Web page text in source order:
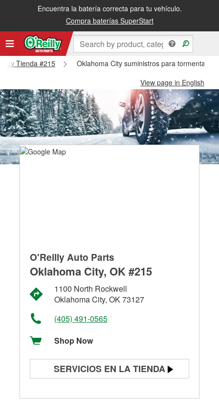
Encuentra la batería correcta para tu vehículo.
Compra baterías SuperStart
Tienda #215
Oklahoma City suministros para tormentas
View page in English
O'Reilly Auto Parts
Oklahoma City, OK #215
1100 North Rockwell
Oklahoma City, OK 73127
(405) 491-0565
Shop Now
SERVICIOS EN LA TIENDA